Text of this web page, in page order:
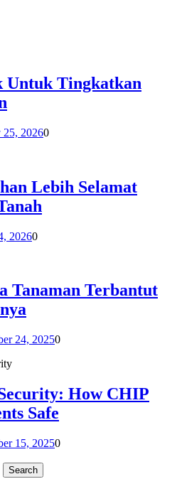
Untuk Tingkatkan
25, 20260
Lebih Selamat
20260
Tanaman Terbantut
24, 20250
How CHIP
Safe
15, 20250
Search